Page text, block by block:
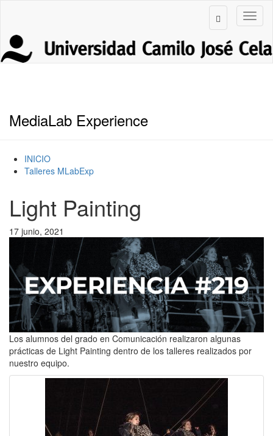
MediaLab Experience
INICIO
Talleres MLabExp
Light Painting
17 junio, 2021
Los alumnos del grado en Comunicación realizaron algunas
prácticas de Light Painting dentro de los talleres realizados por
nuestro equipo.